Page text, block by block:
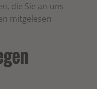
die Sie an uns
mitgelesen